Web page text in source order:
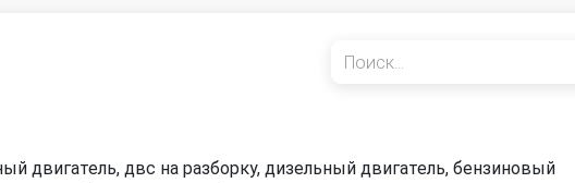
двигатель, двс на разборку, дизельный двигатель, бензиновый